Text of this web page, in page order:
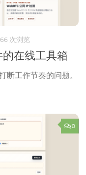
次浏览
在线工具箱
断工作节奏的问题。
0